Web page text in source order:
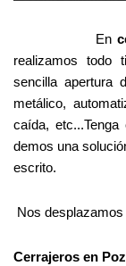
En
realizamos todo
sencilla apertura
metálico,
caída,
demos una
escrito.
Nos
Cerrajeros en